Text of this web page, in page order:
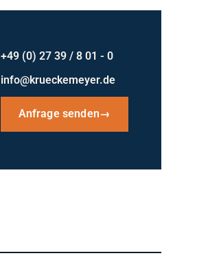
+49 (0) 27 39 / 8 01 - 0
info@krueckemeyer.de
Anfrage senden →